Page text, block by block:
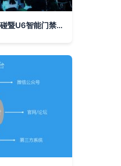
亲邻科技联合支付宝举办百城智碰暨U6智能门禁新品发布会，开启智慧社区无感通行新篇章